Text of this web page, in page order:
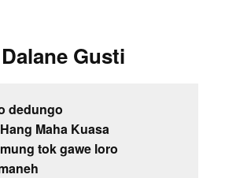
Gusti
dedungo
Maha Kuasa
tok gawe loro